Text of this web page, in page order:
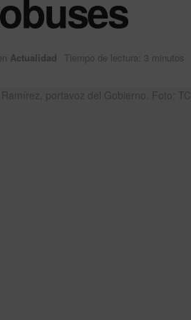
Actualidad Tiempo de lectura: 3 minutos